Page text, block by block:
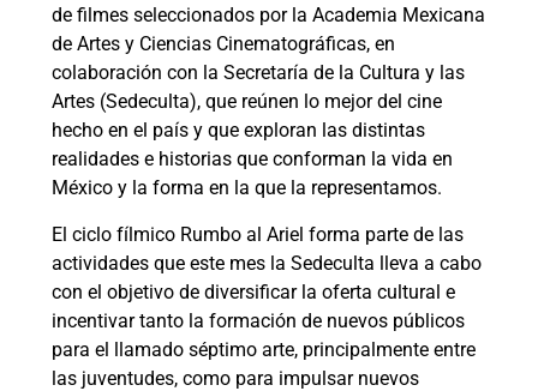
de filmes seleccionados por la Academia Mexicana
de Artes y Ciencias Cinematográficas, en
colaboración con la Secretaría de la Cultura y las
Artes (Sedeculta), que reúnen lo mejor del cine
hecho en el país y que exploran las distintas
realidades e historias que conforman la vida en
México y la forma en la que la representamos.
El ciclo fílmico Rumbo al Ariel forma parte de las
actividades que este mes la Sedeculta lleva a cabo
con el objetivo de diversificar la oferta cultural e
incentivar tanto la formación de nuevos públicos
para el llamado séptimo arte, principalmente entre
las juventudes, como para impulsar nuevos